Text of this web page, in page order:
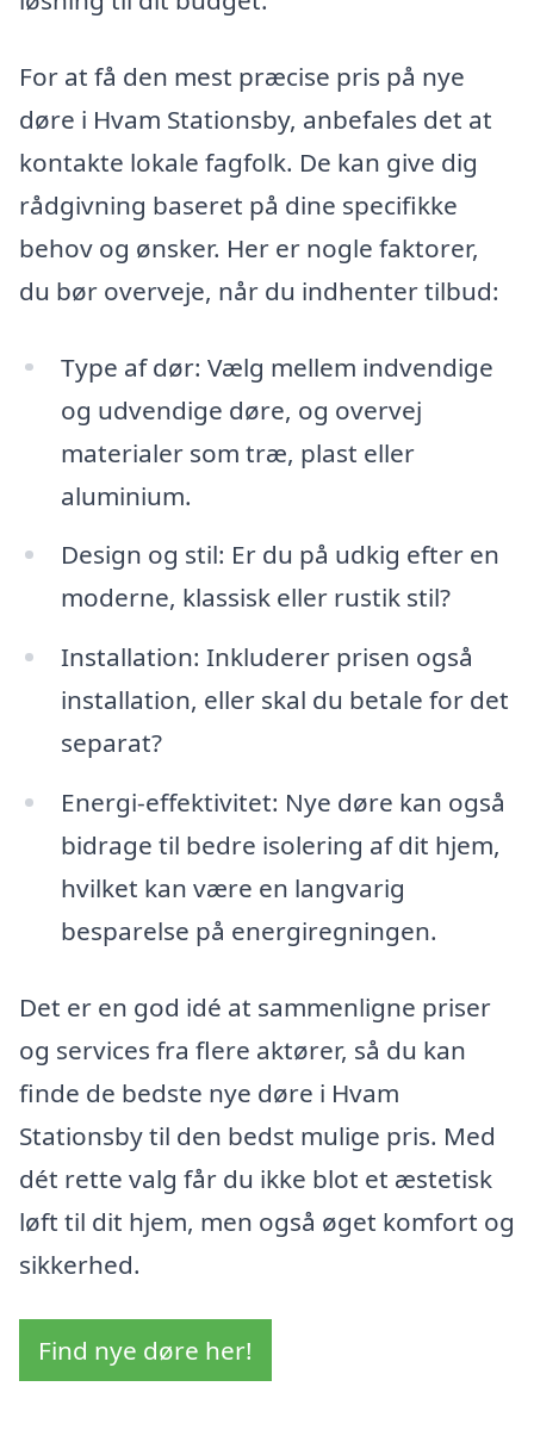
For at få den mest præcise pris på nye
døre i Hvam Stationsby, anbefales det at
kontakte lokale fagfolk. De kan give dig
rådgivning baseret på dine specifikke
behov og ønsker. Her er nogle faktorer,
du bør overveje, når du indhenter tilbud:
Type af dør: Vælg mellem indvendige
og udvendige døre, og overvej
materialer som træ, plast eller
aluminium.
Design og stil: Er du på udkig efter en
moderne, klassisk eller rustik stil?
Installation: Inkluderer prisen også
installation, eller skal du betale for det
separat?
Energi-effektivitet: Nye døre kan også
bidrage til bedre isolering af dit hjem,
hvilket kan være en langvarig
besparelse på energiregningen.
Det er en god idé at sammenligne priser
og services fra flere aktører, så du kan
finde de bedste nye døre i Hvam
Stationsby til den bedst mulige pris. Med
dét rette valg får du ikke blot et æstetisk
løft til dit hjem, men også øget komfort og
sikkerhed.
Find nye døre her!